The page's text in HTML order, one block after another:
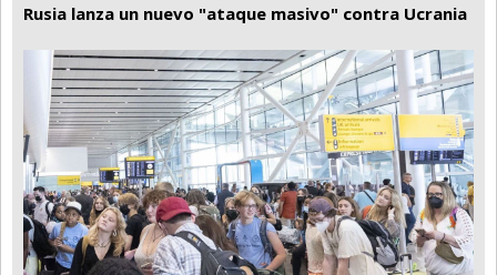
Rusia lanza un nuevo "ataque masivo" contra Ucrania